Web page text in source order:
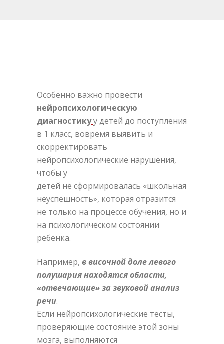
Особенно важно провести
нейропсихологическую
диагностикуу детей до поступления
в 1 класс, вовремя выявить и
скорректировать
нейропсихологические нарушения,
чтобы у
детей не сформировалась «школьная
неуспешность», которая отразится
не только на процессе обучения, но и
на психологическом состоянии
ребенка.
Например, в височной доле левого
полушария находятся области,
«отвечающие» за звуковой анализ
речи.
Если нейропсихологические тесты,
проверяющие состояние этой зоны
мозга, выполняются